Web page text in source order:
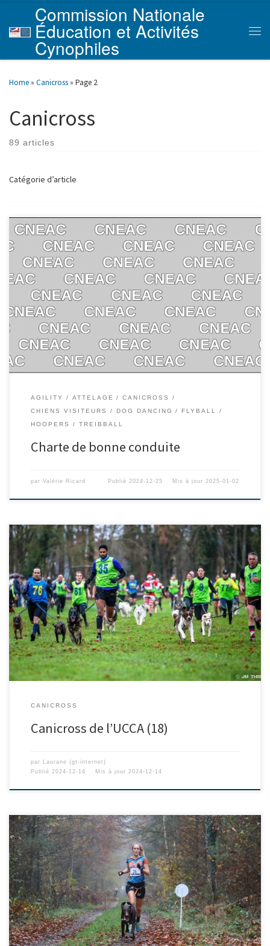
Skip to content
Commission Nationale
Éducation et Activités
Cynophiles
Home » Canicross » Page 2
Canicross
89 articles
Catégorie d’article
AGILITY ATTELAGE
CANICROSS
CHIENS VISITEURS
DOG DANCING
FLYBALL
HOOPERS
TREIBBALL
Charte de bonne conduite
par Valérie Ricard Publié2024-12-25 Mis à jour2025-01-02
CANICROSS
Canicross de l’UCCA (18)
par Laurane (gt-internet)
Publié 2024-12-14 Mis à jour 2024-12-14